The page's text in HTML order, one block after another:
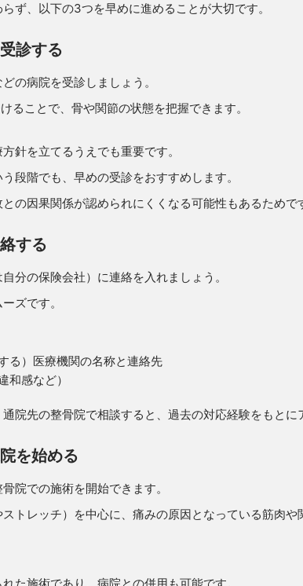
ず、以下の3つを早めに進めることが大切です。
診する
の病院を受診しましょう。
ることで、骨や関節の状態を把握できます。
針を立てるうえでも重要です。
段階でも、早めの受診をおすすめします。
の因果関係が認められにくくなる可能性もあるためで
する
分の保険会社）に連絡を入れましょう。
ズです。
る）医療機関の名称と連絡先
和感など）
院先の整骨院で相談すると、過去の対応経験をもとに
を始める
院での施術を開始できます。
トレッチ）を中心に、痛みの原因となっている筋肉